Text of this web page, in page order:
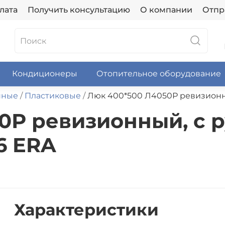
Получить консультацию О компании
Кондиционеры Отопительное оборудование
Пластиковые Люк 400*500 Л4050Р
ревизионный, с
ERA
Характеристики